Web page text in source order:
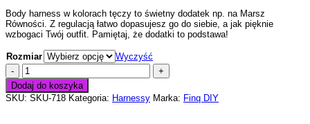
Body harness w kolorach tęczy to świetny dodatek np. na Marsz
Równości. Z regulacją łatwo dopasujesz go do siebie, a jak pięknie
wzbogaci Twój outfit. Pamiętaj, że dodatki to podstawa!
Rozmiar
Wyczyść
ilość
EQUALITY
bottom
-
Dodaj do koszyka
SKU: SKU-718 Kategoria: Harnessy Marka: Finq DIY